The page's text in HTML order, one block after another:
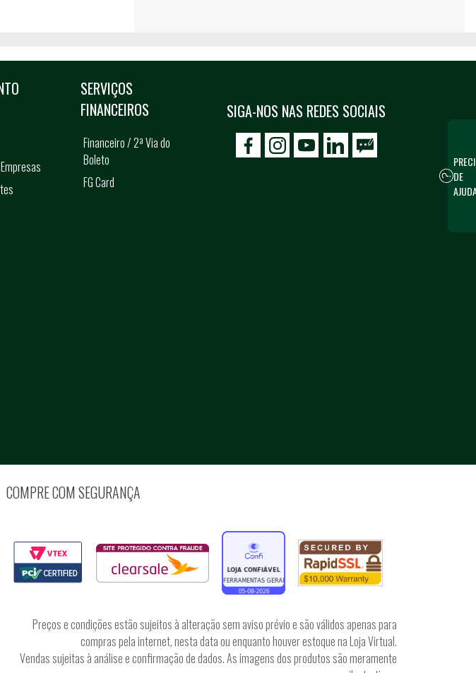
SIGA-NOS NAS REDES SOCIAIS
icon-facebook
icon-social02icon-social03
SERVIÇOS
FINANCEIROS
Financeiro / 2ª Via do
Boleto
FG Card
COMPRE COM SEGURANÇA
Preços e condições estão sujeitos à alteração sem aviso prévio e são válidos apenas para
compras pela internet, nesta data ou enquanto houver estoque na Loja Virtual.
Vendas sujeitas à análise e confirmação de dados. As imagens dos produtos são meramente
DE